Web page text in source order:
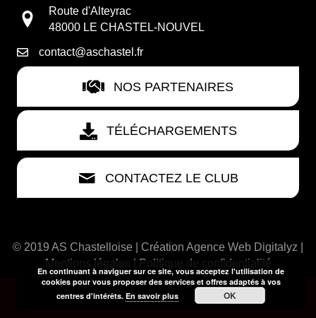
Route d'Alteyrac
48000 LE CHASTEL-NOUVEL
contact@aschastel.fr
NOS PARTENAIRES
TÉLÉCHARGEMENTS
CONTACTEZ LE CLUB
© 2019 AS Chastelloise | Création Agence Web Digitalyz
Mentions légales
| Politique de confidentialité
En continuant à naviguer sur ce site, vous acceptez l'utilisation de
cookies pour vous proposer des services et offres adaptés à vos
centres d'intérêts.En savoir plus OK